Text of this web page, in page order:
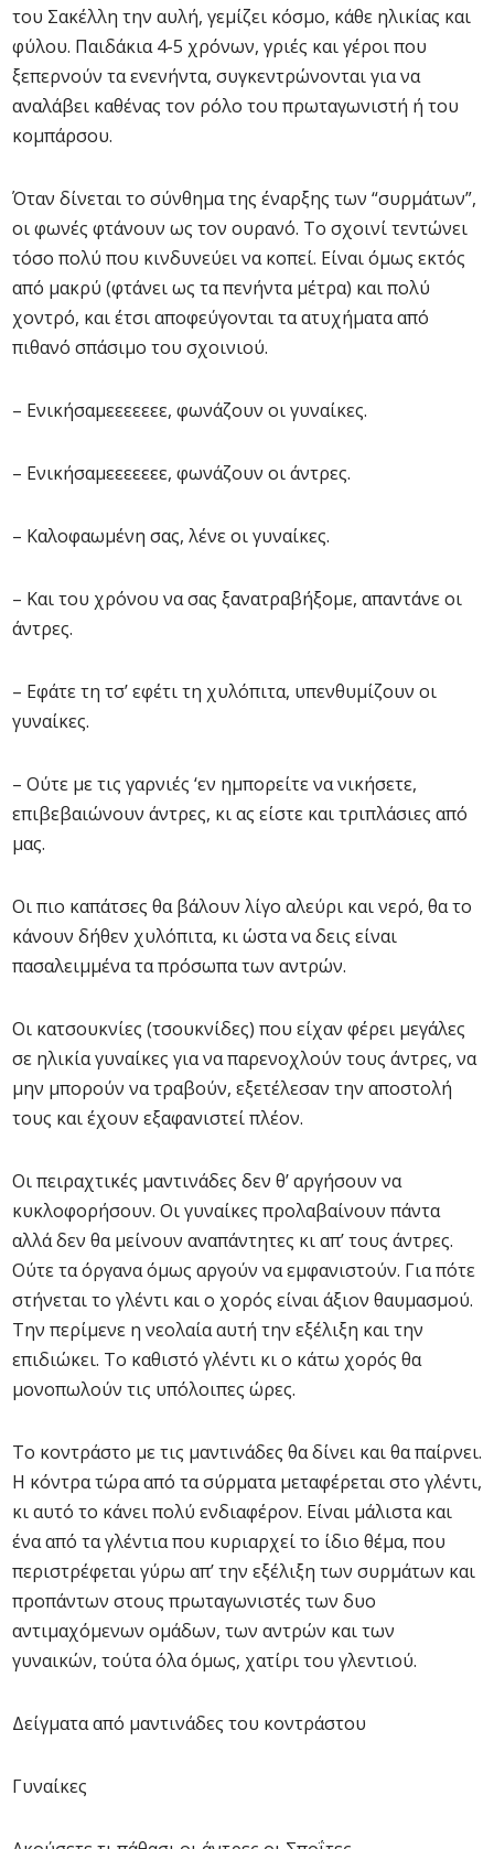
του Σακέλλη την αυλή, γεμίζει κόσμο, κάθε ηλικίας και
φύλου. Παιδάκια 4-5 χρόνων, γριές και γέροι που
ξεπερνούν τα ενενήντα, συγκεντρώνονται για να
αναλάβει καθένας τον ρόλο του πρωταγωνιστή ή του
κομπάρσου.
Όταν δίνεται το σύνθημα της έναρξης των “συρμάτων”,
οι φωνές φτάνουν ως τον ουρανό. Το σχοινί τεντώνει
τόσο πολύ που κινδυνεύει να κοπεί. Είναι όμως εκτός
από μακρύ (φτάνει ως τα πενήντα μέτρα) και πολύ
χοντρό, και έτσι αποφεύγονται τα ατυχήματα από
πιθανό σπάσιμο του σχοινιού.
– Ενικήσαμεεεεεεε, φωνάζουν οι γυναίκες.
– Ενικήσαμεεεεεεε, φωνάζουν οι άντρες.
– Καλοφαωμένη σας, λένε οι γυναίκες.
– Και του χρόνου να σας ξανατραβήξομε, απαντάνε οι
άντρες.
– Εφάτε τη τσ’ εφέτι τη χυλόπιτα, υπενθυμίζουν οι
γυναίκες.
– Ούτε με τις γαρνιές ‘εν ημπορείτε να νικήσετε,
επιβεβαιώνουν άντρες, κι ας είστε και τριπλάσιες από
μας.
Οι πιο καπάτσες θα βάλουν λίγο αλεύρι και νερό, θα το
κάνουν δήθεν χυλόπιτα, κι ώστα να δεις είναι
πασαλειμμένα τα πρόσωπα των αντρών.
Οι κατσουκνίες (τσουκνίδες) που είχαν φέρει μεγάλες
σε ηλικία γυναίκες για να παρενοχλούν τους άντρες, να
μην μπορούν να τραβούν, εξετέλεσαν την αποστολή
τους και έχουν εξαφανιστεί πλέον.
Οι πειραχτικές μαντινάδες δεν θ’ αργήσουν να
κυκλοφορήσουν. Οι γυναίκες προλαβαίνουν πάντα
αλλά δεν θα μείνουν αναπάντητες κι απ’ τους άντρες.
Ούτε τα όργανα όμως αργούν να εμφανιστούν. Για πότε
στήνεται το γλέντι και ο χορός είναι άξιον θαυμασμού.
Την περίμενε η νεολαία αυτή την εξέλιξη και την
επιδιώκει. Το καθιστό γλέντι κι ο κάτω χορός θα
μονοπωλούν τις υπόλοιπες ώρες.
Το κοντράστο με τις μαντινάδες θα δίνει και θα παίρνει.
Η κόντρα τώρα από τα σύρματα μεταφέρεται στο γλέντι,
κι αυτό το κάνει πολύ ενδιαφέρον. Είναι μάλιστα και
ένα από τα γλέντια που κυριαρχεί το ίδιο θέμα, που
περιστρέφεται γύρω απ’ την εξέλιξη των συρμάτων και
προπάντων στους πρωταγωνιστές των δυο
αντιμαχόμενων ομάδων, των αντρών και των
γυναικών, τούτα όλα όμως, χατίρι του γλεντιού.
Δείγματα από μαντινάδες του κοντράστου
Γυναίκες